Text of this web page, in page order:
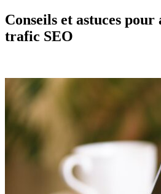
Conseils et astuces
trafic SEO